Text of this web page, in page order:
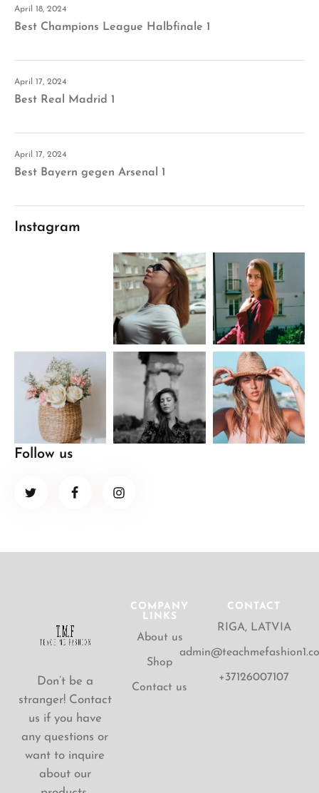
April 18, 2024
Best Champions League Halbfinale 1
April 17, 2024
Best Real Madrid 1
April 17, 2024
Best Bayern gegen Arsenal 1
Instagram
Follow us
Don’t be a
stranger! Contact
us if you have
any questions or
want to inquire
about our
COMPANY
LINKS
About us
Shop
Contact us
CONTACT
RIGA, LATVIA
+37126007107